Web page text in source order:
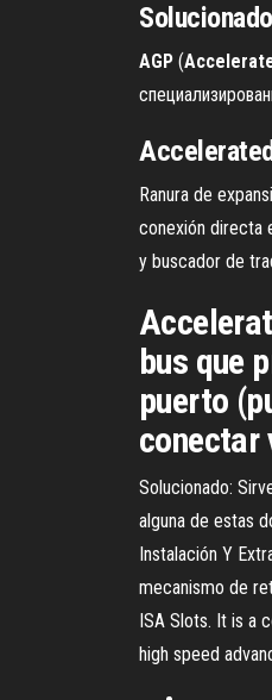
AGP (
Ranura de
conexión directa
y buscador de
bus que
puerto
conectar
Solucionado:
alguna de estas
Instalación Y
mecanismo de
ISA Slots. It is a
high speed